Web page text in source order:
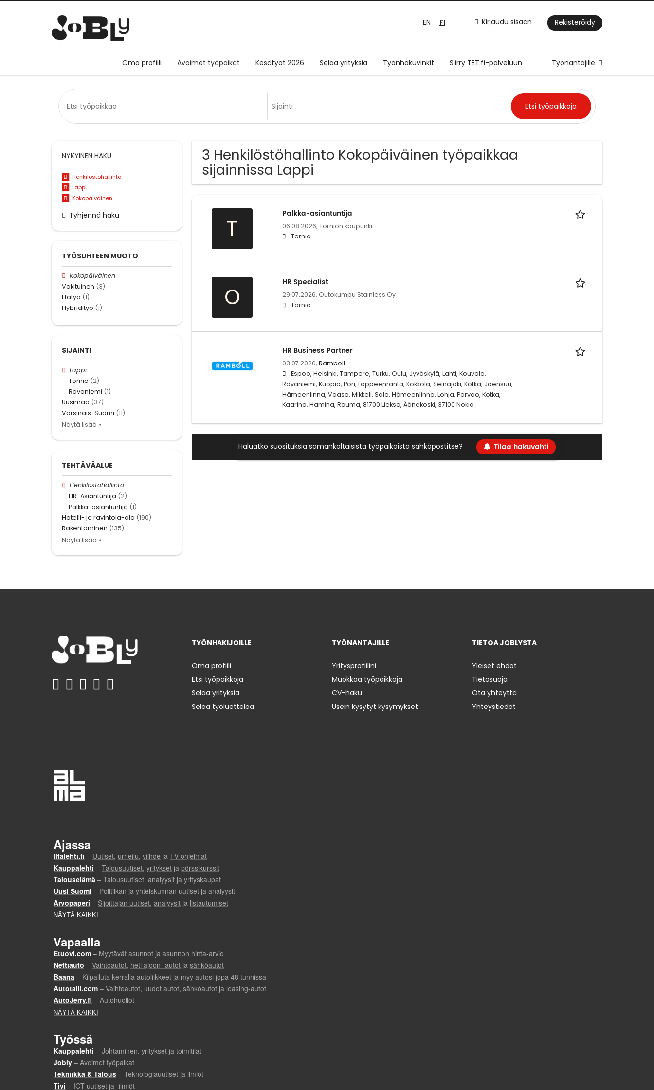
Kirjaudu sisään Rekisteröidy
EN FI
Oma profiili Avoimet työpaikat Kesätyöt 2026 Selaa yrityksiä Työnhakuvinkit Siirry TET.fi-palveluun Työnantajille
3 Henkilöstöhallinto Kokopäiväinen työpaikkaa
sijainnissa Lappi
T
Palkka-asiantuntija
06.08.2026, Tornion kaupunki
Tornio
O
HR Specialist
29.07.2026, Outokumpu Stainless Oy
Tornio
HR Business Partner
03.07.2026, Ramboll
Espoo, Helsinki, Tampere, Turku, Oulu, Jyväskylä, Lahti, Kouvola,
Rovaniemi, Kuopio, Pori, Lappeenranta, Kokkola, Seinäjoki, Kotka, Joensuu,
Hämeenlinna, Vaasa, Mikkeli, Salo, Hämeenlinna, Lohja, Porvoo, Kotka,
Kaarina, Hamina, Rauma, 81700 Lieksa, Äänekoski, 37100 Nokia
Haluatko suosituksia samankaltaisista työpaikoista sähköpostitse? Tilaa hakuvahti
NYKYINEN HAKU
Henkilöstöhallinto
Lappi
Kokopäiväinen
Tyhjennä haku
TYÖSUHTEEN MUOTO
Kokopäiväinen
Vakituinen (3)
Etätyö (1)
Hybridityö (1)
SIJAINTI
Lappi
Tornio (2)
Rovaniemi (1)
Uusimaa (37)
Varsinais-Suomi (11)
Näytä lisää »
TEHTÄVÄALUE
Henkilöstöhallinto
HR-Asiantuntija (2)
Palkka-asiantuntija (1)
Hotelli- ja ravintola-ala (190)
Rakentaminen (135)
Näytä lisää »
TYÖNHAKIJOILLE
Oma profiili
Etsi työpaikkoja
Selaa yrityksiä
Selaa työluetteloa
TYÖNANTAJILLE
Yritysprofiilini
Muokkaa työpaikkoja
CV-haku
Usein kysytyt kysymykset
TIETOA JOBLYSTA
Yleiset ehdot
Tietosuoja
Ota yhteyttä
Yhteystiedot